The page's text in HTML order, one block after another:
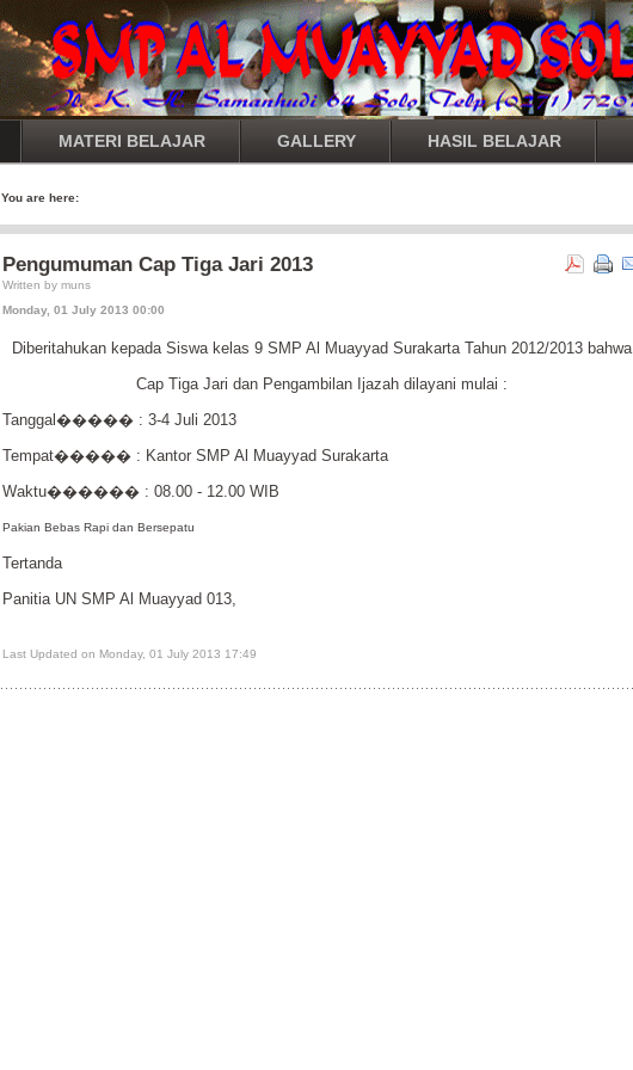
MATERI BELAJAR GALLERY HASIL BELAJAR
You are here:
Pengumuman Cap Tiga Jari 2013
Written by muns
Monday, 01 July 2013 00:00
Diberitahukan kepada Siswa kelas 9 SMP Al Muayyad Surakarta Tahun 2012/2013 bahwa
Cap Tiga Jari dan Pengambilan Ijazah dilayani mulai :
Tanggal����� : 3-4 Juli 2013
Tempat����� : Kantor SMP Al Muayyad Surakarta
Waktu������ : 08.00 - 12.00 WIB
Pakian Bebas Rapi dan Bersepatu
Tertanda
Panitia UN SMP Al Muayyad 013,
Last Updated on Monday, 01 July 2013 17:49